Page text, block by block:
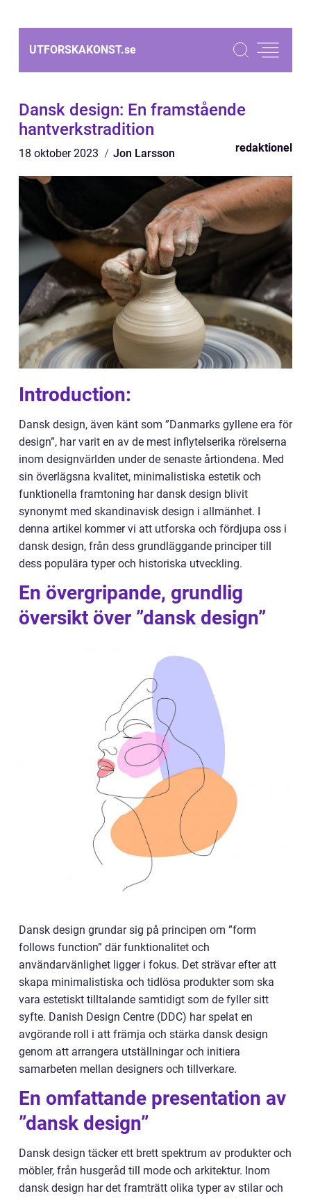
UTFORSKAKONST.se
Dansk design: En framstående
hantverkstradition
18 oktober 2023 Jon Larsson redaktionel
Introduction:
Dansk design, även känt som ”Danmarks gyllene era för
design”, har varit en av de mest inflytelserika rörelserna
inom designvärlden under de senaste årtiondena. Med
sin överlägsna kvalitet, minimalistiska estetik och
funktionella framtoning har dansk design blivit
synonymt med skandinavisk design i allmänhet. I
denna artikel kommer vi att utforska och fördjupa oss i
dansk design, från dess grundläggande principer till
dess populära typer och historiska utveckling.
En övergripande, grundlig
översikt över ”dansk design”
Dansk design grundar sig på principen om ”form
follows function” där funktionalitet och
användarvänlighet ligger i fokus. Det strävar efter att
skapa minimalistiska och tidlösa produkter som ska
vara estetiskt tilltalande samtidigt som de fyller sitt
syfte. Danish Design Centre (DDC) har spelat en
avgörande roll i att främja och stärka dansk design
genom att arrangera utställningar och initiera
samarbeten mellan designers och tillverkare.
En omfattande presentation av
”dansk design”
Dansk design täcker ett brett spektrum av produkter och
möbler, från husgeråd till mode och arkitektur. Inom
dansk design har det framträtt olika typer av stilar och